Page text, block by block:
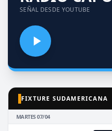
SEÑAL DESDE YOUTUBE
FIXTURE SUDAMERICANA
MARTES 07/04